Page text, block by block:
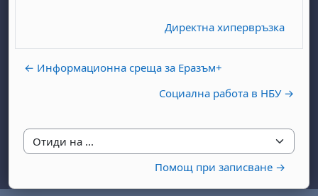
Директна хипервръзка
← Информационна среща за Еразъм+
Социална работа в НБУ →
Отиди на ...
Помощ при записване →